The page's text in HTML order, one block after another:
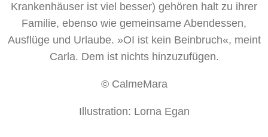
Krankenhäuser ist viel besser) gehören halt zu ihrer
Familie, ebenso wie gemeinsame Abendessen,
Ausflüge und Urlaube. »OI ist kein Beinbruch«, meint
Carla. Dem ist nichts hinzuzufügen.
© CalmeMara
Illustration: Lorna Egan